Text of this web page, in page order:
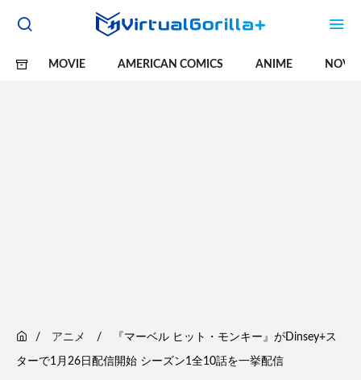
MOVIE AMERICAN COMICS ANIME
アニメ 『マーベル ヒット・モンキー』がDinsey+ス
ターで1月26日配信開始 シーズン1全10話を一挙配信